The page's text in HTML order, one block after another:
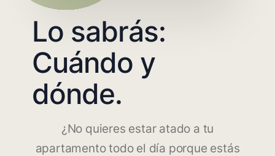
Lo sabrás:
Cuándo y
dónde.
¿No quieres estar atado a tu
apartamento todo el día porque estás